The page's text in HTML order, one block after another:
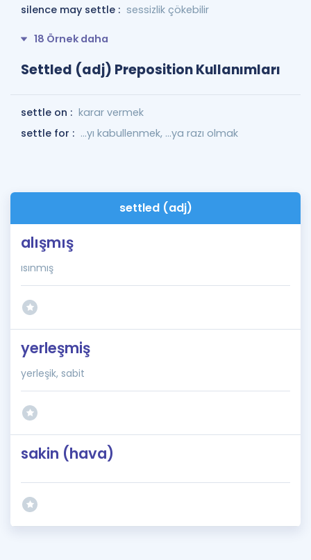
silence may settle : sessizlik çökebilir
18 Örnek daha
Settled (adj) Preposition Kullanımları
settle on : karar vermek
settle for : ...yı kabullenmek, ...ya razı olmak
settled (adj)
alışmış
ısınmış
yerleşmiş
yerleşik, sabit
sakin (hava)